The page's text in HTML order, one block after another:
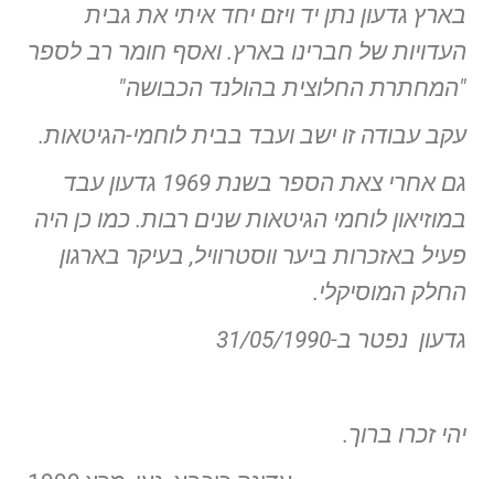
בארץ גדעון נתן יד ויזם יחד איתי את גבית
העדויות של חברינו בארץ. ואסף חומר רב לספר
"המחתרת החלוצית בהולנד הכבושה"
עקב עבודה זו ישב ועבד בבית לוחמי-הגיטאות.
גם אחרי צאת הספר בשנת 1969 גדעון עבד
במוזיאון לוחמי הגיטאות שנים רבות. כמו כן היה
פעיל באזכרות ביער ווסטרוויל, בעיקר בארגון
החלק המוסיקלי.
גדעון נפטר ב-31/05/1990
יהי זכרו ברוך.